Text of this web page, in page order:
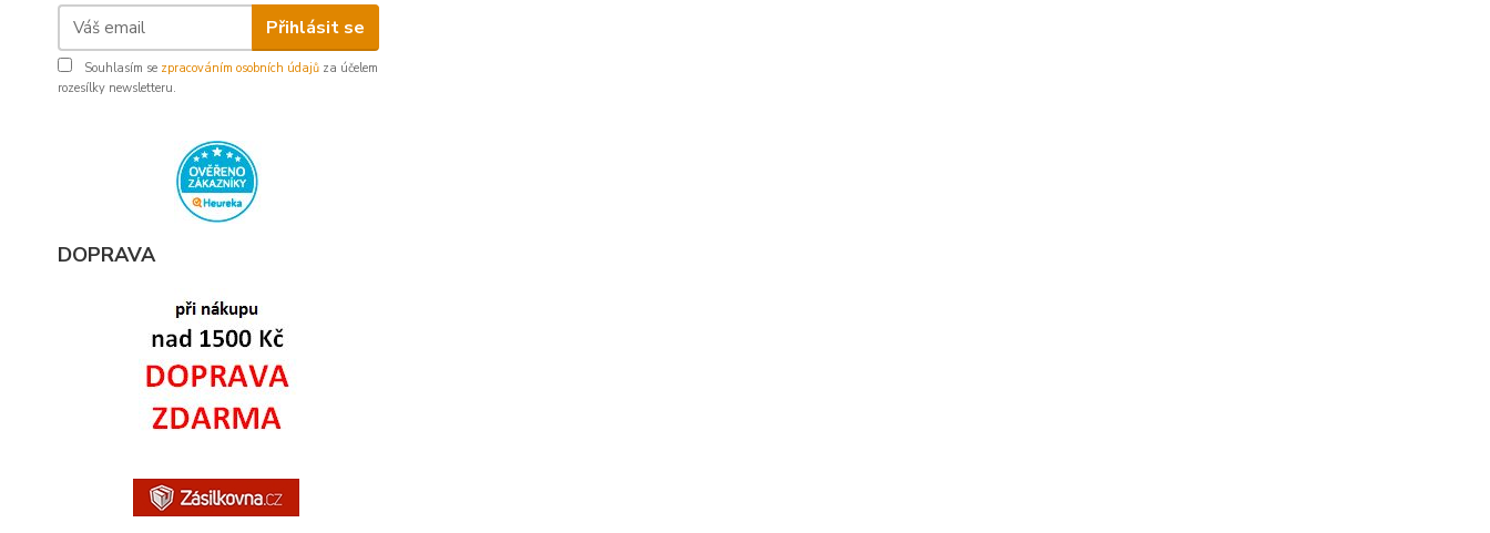
Přihlásit se
Souhlasím se zpracováním osobních údajů za účelem
rozesílky newsletteru.
DOPRAVA